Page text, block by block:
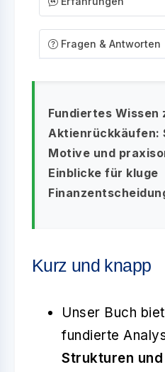
Fragen & Antworten
Fundiertes Wissen
Aktienrückkäufen:
Motive und
Einblicke für kluge
Kurz und knapp
Unser Buch
fundierte
Strukturen